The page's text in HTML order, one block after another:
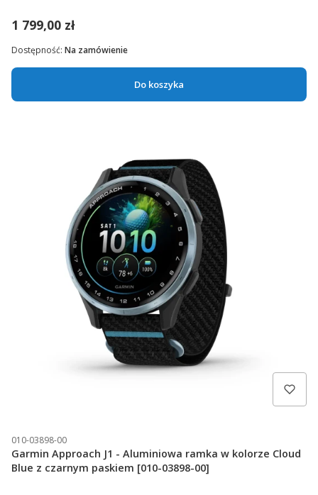
1 799,00 zł
Do koszyka
Dostępność: Na zamówienie
010-03898-00
Garmin Approach J1 - Aluminiowa ramka w kolorze Cloud
Blue z czarnym paskiem [010-03898-00]